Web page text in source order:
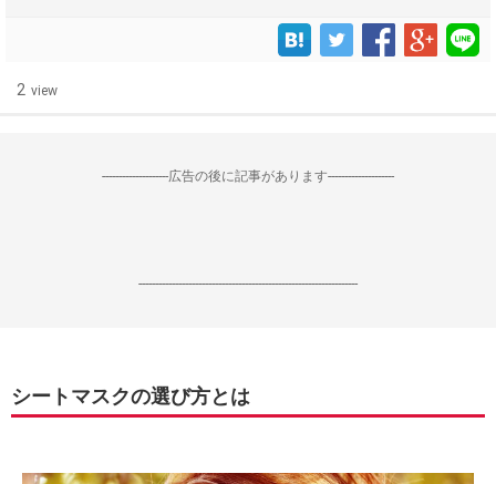
2 view
--------------------広告の後に記事があります--------------------
------------------------------------------------------------------
シートマスクの選び方とは